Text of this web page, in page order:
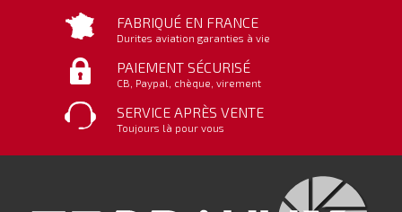
FABRIQUÉ EN FRANCE
Durites aviation garanties à vie
PAIEMENT SÉCURISÉ
CB, Paypal, chèque, virement
SERVICE APRÈS VENTE
Toujours là pour vous